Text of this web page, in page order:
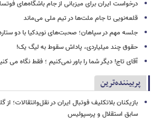
درخواست ایران برای میزبانی از جام باشگاه‌های
قلعه‌نویی تا جام ملت‌ها در تیم ملی می‌ماند
جلسه مهم در سپاهان؛ صحبت‌های نویدکیا با دو
حقوق چند میلیاردی، پاداش سقوط به لیگ یک!
آقای تاج! دیگر شما را باور نمی‌کنیم ؛ فقط نگاه می
پربیننده‌ترین
بازیکنان بلاتکلیف فوتبال ایران در نقل‌وانتقالات؛
سابق استقلال و پرسپولیس